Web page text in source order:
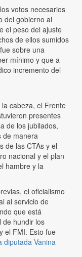
votos necesarios
del gobierno al
el peso del ajuste
de ellos sumidos
sobre una
mínimo y que a
incremento del
cabeza, el Frente
presentes
de los jubilados,
de manera
de las CTAs y el
nacional y el plan
hambre y la
el oficialismo
al servicio de
que está
de hundir los
el FMI. Esto fue
diputada Vanina